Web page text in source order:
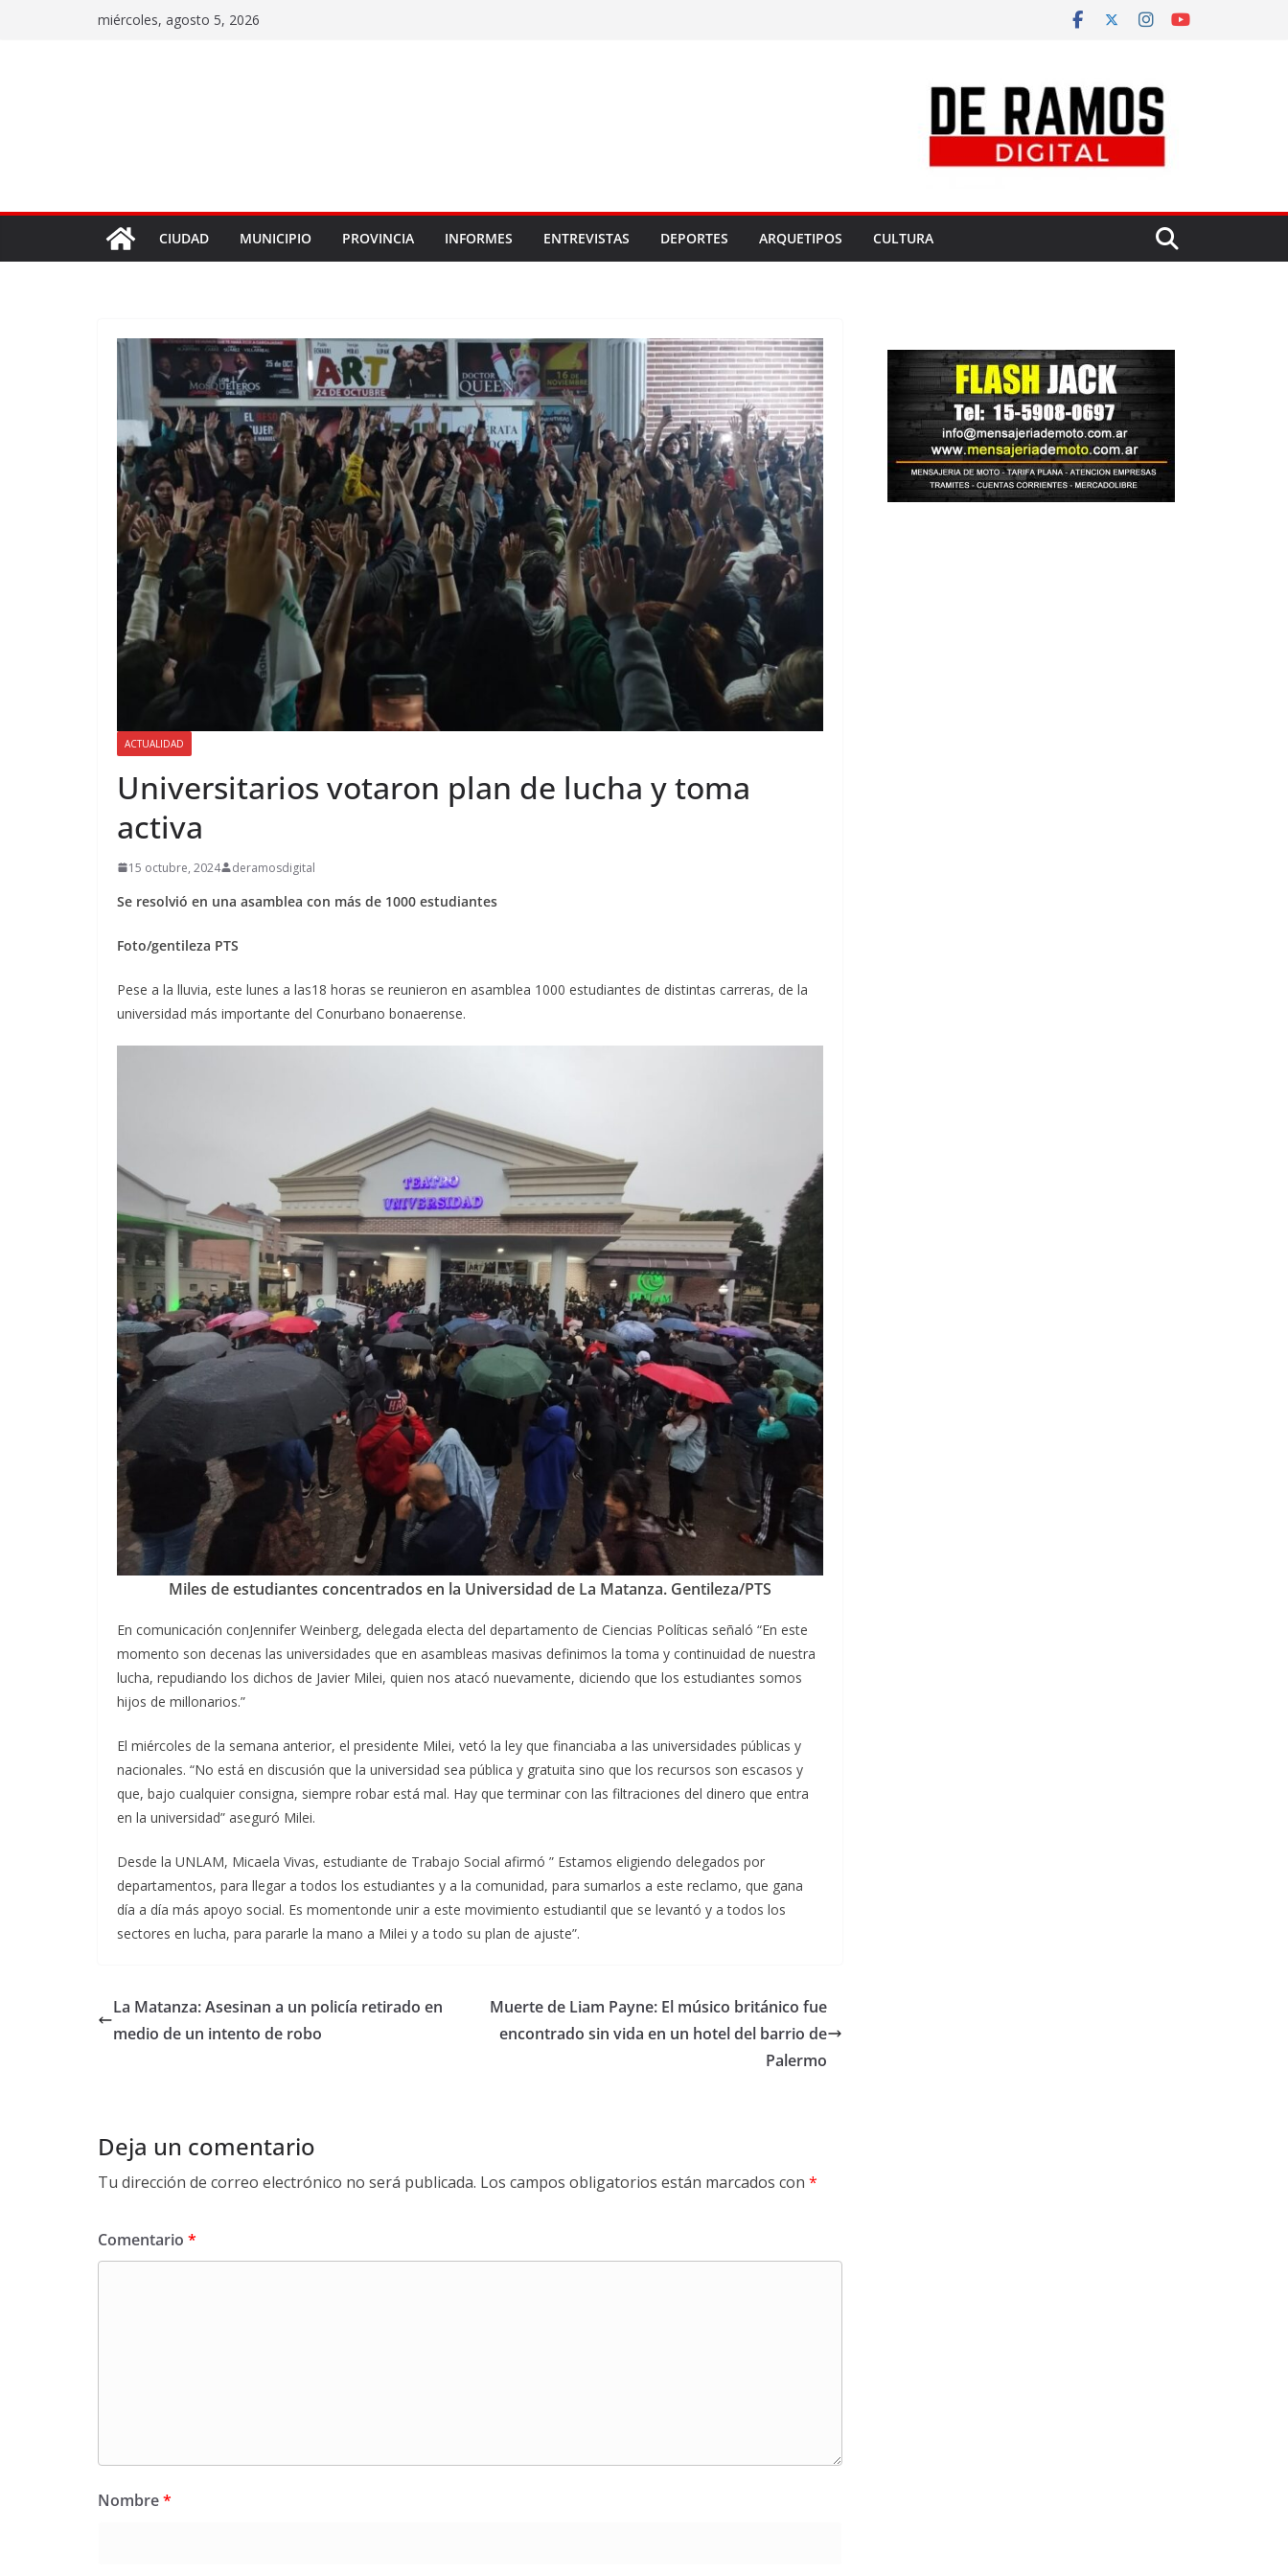
miércoles, agosto 5, 2026
CIUDAD MUNICIPIO PROVINCIA INFORMES ENTREVISTAS DEPORTES ARQUETIPOS CULTURA
ACTUALIDAD
Universitarios votaron plan de lucha y toma
activa
15 octubre, 2024 deramosdigital
Se resolvió en una asamblea con más de 1000 estudiantes
Foto/gentileza PTS
Pese a la lluvia, este lunes a las18 horas se reunieron en asamblea 1000 estudiantes de distintas carreras, de la
universidad más importante del Conurbano bonaerense.
Miles de estudiantes concentrados en la Universidad de La Matanza. Gentileza/PTS
En comunicación conJennifer Weinberg, delegada electa del departamento de Ciencias Políticas señaló “En este
momento son decenas las universidades que en asambleas masivas definimos la toma y continuidad de nuestra
lucha, repudiando los dichos de Javier Milei, quien nos atacó nuevamente, diciendo que los estudiantes somos
hijos de millonarios.”
El miércoles de la semana anterior, el presidente Milei, vetó la ley que financiaba a las universidades públicas y
nacionales. “No está en discusión que la universidad sea pública y gratuita sino que los recursos son escasos y
que, bajo cualquier consigna, siempre robar está mal. Hay que terminar con las filtraciones del dinero que entra
en la universidad” aseguró Milei.
Desde la UNLAM, Micaela Vivas, estudiante de Trabajo Social afirmó ” Estamos eligiendo delegados por
departamentos, para llegar a todos los estudiantes y a la comunidad, para sumarlos a este reclamo, que gana
día a día más apoyo social. Es momentonde unir a este movimiento estudiantil que se levantó y a todos los
sectores en lucha, para pararle la mano a Milei y a todo su plan de ajuste”.
La Matanza: Asesinan a un policía retirado en
medio de un intento de robo
Muerte de Liam Payne: El músico británico fue
encontrado sin vida en un hotel del barrio de
Palermo
Deja un comentario
Tu dirección de correo electrónico no será publicada. Los campos obligatorios están marcados con *
Comentario *
Nombre*